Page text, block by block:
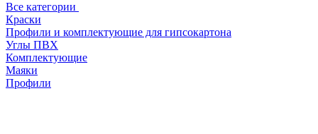
Все категории
Краски
Профили и комплектующие для гипсокартона
Углы ПВХ
Комплектующие
Маяки
Профили